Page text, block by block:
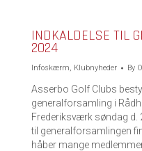
INDKALDELSE TIL
2024
Infoskærm, Klubnyheder By
Asserbo Golf Clubs
generalforsamling i
Frederiksværk søndag d.
til generalforsamlingen
håber mange